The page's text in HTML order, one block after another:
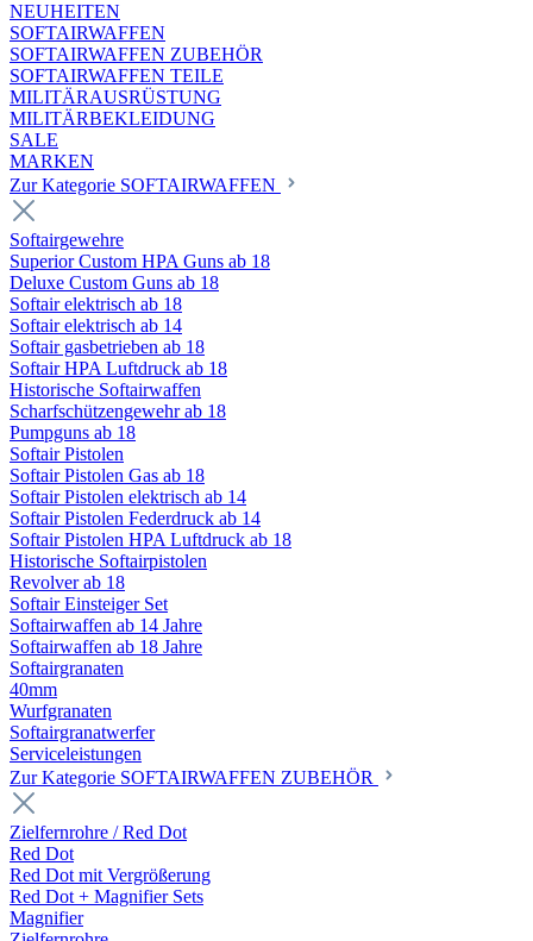
NEUHEITEN
SOFTAIRWAFFEN
SOFTAIRWAFFEN ZUBEHÖR
SOFTAIRWAFFEN TEILE
MILITÄRAUSRÜSTUNG
MILITÄRBEKLEIDUNG
SALE
MARKEN
Zur Kategorie SOFTAIRWAFFEN
Softairgewehre
Superior Custom HPA Guns ab 18
Deluxe Custom Guns ab 18
Softair elektrisch ab 18
Softair elektrisch ab 14
Softair gasbetrieben ab 18
Softair HPA Luftdruck ab 18
Historische Softairwaffen
Scharfschützengewehr ab 18
Pumpguns ab 18
Softair Pistolen
Softair Pistolen Gas ab 18
Softair Pistolen elektrisch ab 14
Softair Pistolen Federdruck ab 14
Softair Pistolen HPA Luftdruck ab 18
Historische Softairpistolen
Revolver ab 18
Softair Einsteiger Set
Softairwaffen ab 14 Jahre
Softairwaffen ab 18 Jahre
Softairgranaten
40mm
Wurfgranaten
Softairgranatwerfer
Serviceleistungen
Zur Kategorie SOFTAIRWAFFEN ZUBEHÖR
Zielfernrohre / Red Dot
Red Dot
Red Dot mit Vergrößerung
Red Dot + Magnifier Sets
Magnifier